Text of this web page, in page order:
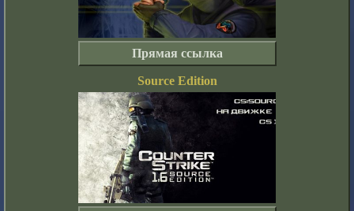
Прямая ссылка
Source Edition